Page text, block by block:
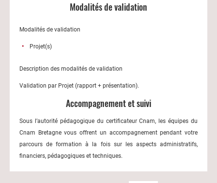
Modalités de validation
Modalités de validation
Projet(s)
Description des modalités de validation
Validation par Projet (rapport + présentation).
Accompagnement et suivi
Sous l’autorité pédagogique du certificateur Cnam, les équipes du
Cnam Bretagne vous offrent un accompagnement pendant votre
parcours de formation à la fois sur les aspects administratifs,
financiers, pédagogiques et techniques.